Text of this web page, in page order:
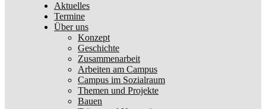
Aktuelles
Termine
Über uns
Konzept
Geschichte
Zusammenarbeit
Arbeiten am Campus
Campus im Sozialraum
Themen und Projekte
Bauen